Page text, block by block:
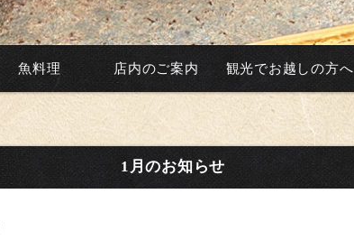
魚料理 店内のご案内 観光でお越しの方へ
1月のお知らせ